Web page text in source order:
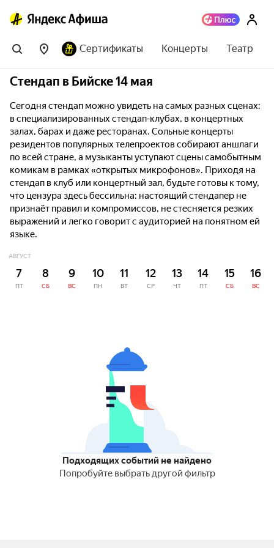
Сертификаты Концерты Театр
Стендап в Бийске 14 мая
Сегодня стендап можно увидеть на самых разных сценах:
в специализированных стендап-клубах, в концертных
залах, барах и даже ресторанах. Сольные концерты
резидентов популярных телепроектов собирают аншлаги
по всей стране, а музыканты уступают сцены самобытным
комикам в рамках «открытых микрофонов». Приходя на
стендап в клуб или концертный зал, будьте готовы к тому,
что цензура здесь бессильна: настоящий стендапер не
признаёт правил и компромиссов, не стесняется резких
выражений и легко говорит с аудиторией на понятном ей
языке.
АВГУСТ
7
ПТ
8
СБ
9
ВС
10
ПН
11
ВТ
12
СР
13
ЧТ
14
ПТ
15
СБ
16
ВС
Подходящих событий не найдено
Попробуйте выбрать другой фильтр